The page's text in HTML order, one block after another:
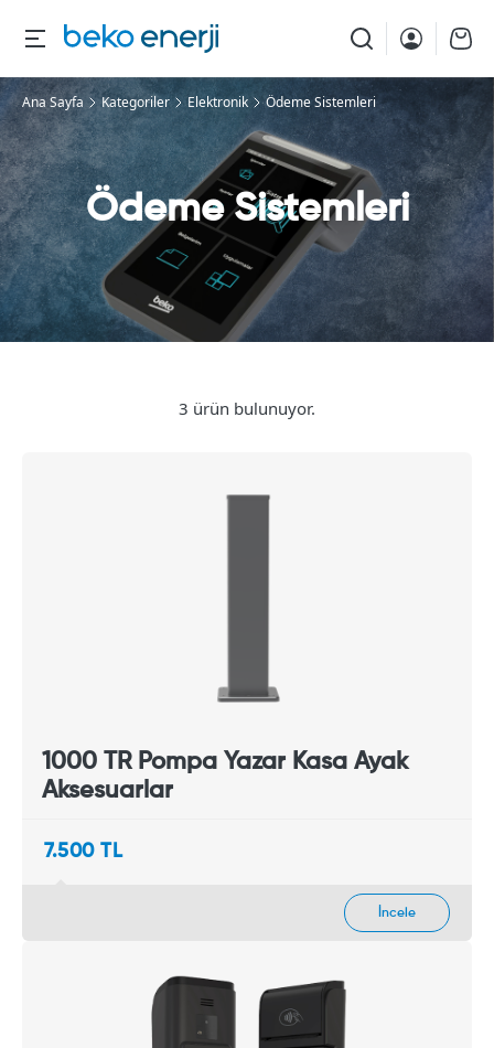
Ana Sayfa Kategoriler Elektronik Ödeme Sistemleri
Ödeme Sistemleri
3 ürün bulunuyor.
1000 TR Pompa Yazar Kasa Ayak
Aksesuarlar
7.500 TL